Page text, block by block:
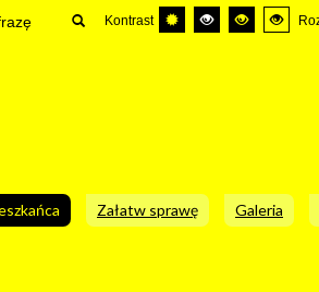
Kontrast
Załatw sprawę Galeria